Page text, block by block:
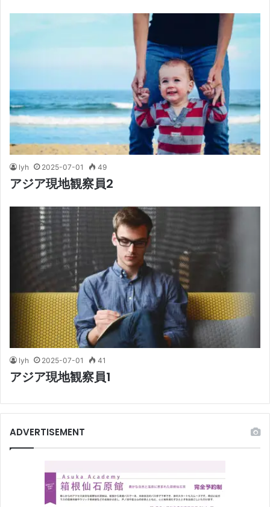
lyh 2025-07-01 49
アジア現地観察員2
lyh 2025-07-01 41
アジア現地観察員1
ADVERTISEMENT